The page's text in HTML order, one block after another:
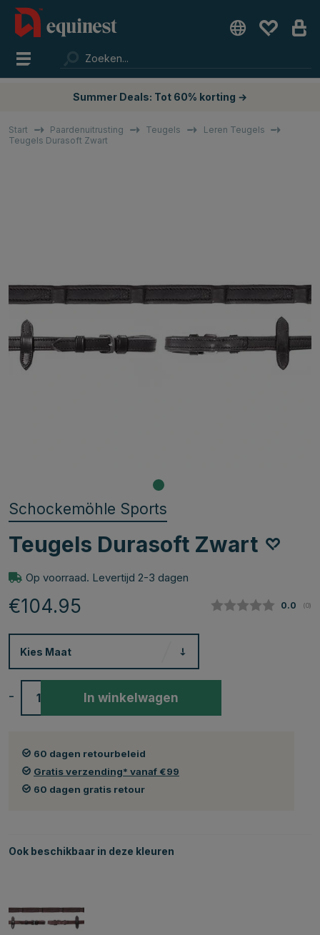
Summer Deals: Tot 60% korting →
Start Paardenuitrusting Teugels
Leren Teugels
Teugels Durasoft Zwart
Schockemöhle Sports
Teugels Durasoft Zwart
Op voorraad. Levertijd 2-3 dagen
€104.95 0.0 (0)
Kies Maat
- In winkelwagen
60 dagen retourbeleid
Gratis verzending* vanaf €99
60 dagen gratis retour
Ook beschikbaar in deze kleuren